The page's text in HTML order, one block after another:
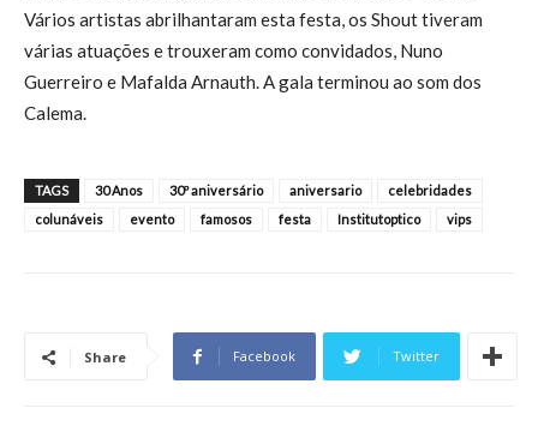
Vários artistas abrilhantaram esta festa, os Shout tiveram
várias atuações e trouxeram como convidados, Nuno
Guerreiro e Mafalda Arnauth. A gala terminou ao som dos
Calema.
TAGS 30 Anos 30º aniversário aniversario
celebridades
colunáveis
evento famosos festa Institutoptico vips
Share Facebook Twitter